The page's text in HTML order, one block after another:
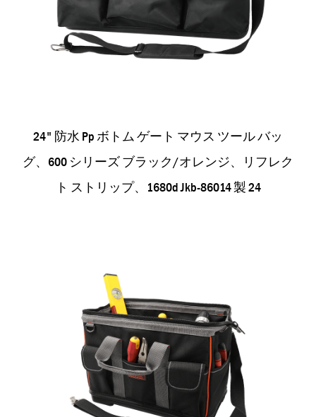
24" 防水 Pp ボトム ゲート マウス ツール バッ
グ、600 シリーズ ブラック/オレンジ、リフレク
ト ストリップ、1680d Jkb-86014 製 24